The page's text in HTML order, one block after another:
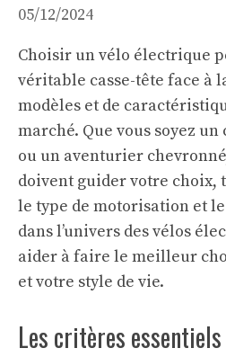
05/12/2024
Choisir un vélo électrique
véritable casse-tête face à
modèles et de
marché. Que vous soyez
ou un aventurier
doivent guider votre choix,
le type de motorisation et
dans l’univers des vélos
aider à faire le meilleur
et votre style de vie.
Les critères